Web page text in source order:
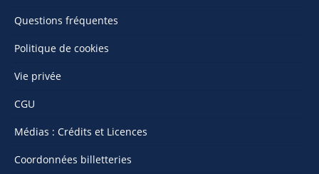
Questions fréquentes
Politique de cookies
Vie privée
CGU
Médias : Crédits et Licences
Coordonnées billetteries